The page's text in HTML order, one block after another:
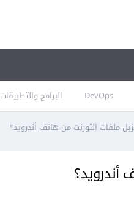
DevOps البرامج والتطبيقات
ملفات التورنت من هاتف أندرويد؟
أندرويد؟